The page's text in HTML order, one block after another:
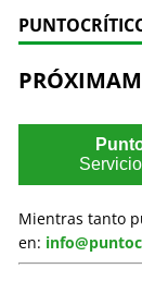
Mientras tanto
en: